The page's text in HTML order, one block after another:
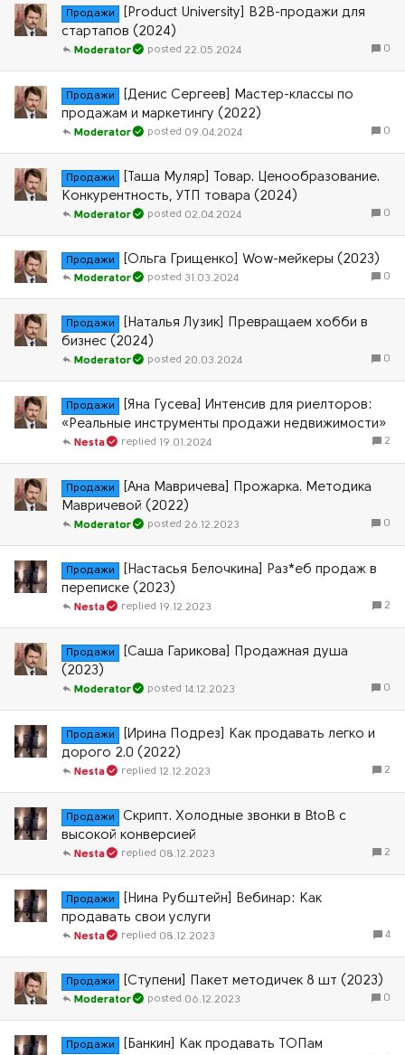
Продажи
[Product University] B2B-продажи для
стартапов (2024)
0
22.05.2024
Moderator
Продажи
[Денис Сергеев] Мастер-классы по
продажам и маркетингу (2022)
0
09.04.2024
Moderator
Продажи
[Таша Муляр] Товар. Ценообразование.
Конкурентность, УТП товара (2024)
0
02.04.2024
Moderator
Продажи [Ольга Грищенко] Wow-мейкеры (2023)
0
31.03.2024
Moderator
Продажи
[Наталья Лузик] Превращаем хобби в
бизнес (2024)
0
20.03.2024
Moderator
Продажи
[Яна Гусева] Интенсив для риелторов:
«Реальные инструменты продажи недвижимости»
2
19.01.2024
Nesta
Продажи
[Ана Мавричева] Прожарка. Методика
Мавричевой (2022)
0
26.12.2023
Moderator
Продажи
[Настасья Белочкина] Раз*еб продаж в
переписке (2023)
2
19.12.2023
Nesta
Продажи
[Саша Гарикова] Продажная душа
(2023)
0
14.12.2023
Moderator
Продажи
[Ирина Подрез] Как продавать легко и
дорого 2.0 (2022)
2
12.12.2023
Nesta
Продажи
Скрипт. Холодные звонки в BtoB с
высокой конверсией
2
08.12.2023
Nesta
Продажи
[Нина Рубштейн] Вебинар: Как
продавать свои услуги
4
08.12.2023
Nesta
Продажи [Ступени] Пакет методичек 8 шт (2023)
0
06.12.2023
Moderator
Продажи [Банкин] Как продавать ТОПам